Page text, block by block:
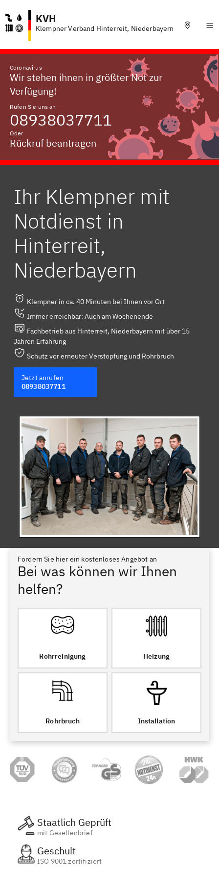
KVH
Klempner Verband Hinterreit, Niederbayern
Coronavirus
Wir stehen ihnen in größter Not zur
Verfügung!
Rufen Sie uns an
08938037711
Oder
Rückruf beantragen
Ihr Klempner mit
Notdienst in
Hinterreit,
Niederbayern
Klempner in ca. 40 Minuten bei Ihnen vor Ort
Immer erreichbar: Auch am Wochenende
Fachbetrieb aus Hinterreit, Niederbayern mit über 15
Jahren Erfahrung
Schutz vor erneuter Verstopfung und Rohrbruch
Jetzt anrufen
08938037711
Fordern Sie hier ein kostenloses Angebot an
Bei was können wir Ihnen
helfen?
Rohrreinigung Heizung
Rohrbruch Installation
Staatlich Geprüft
mit Gesellenbrief
Geschult
ISO 9001 zertifiziert